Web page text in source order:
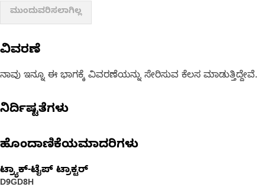
ಮುಂದುವರಿಸಲಾಗಿಲ್ಲ
ವಿವರಣೆ
ನಾವು ಇನ್ನೂ ಈ ಭಾಗಕ್ಕೆ ವಿವರಣೆಯನ್ನು ಸೇರಿಸುವ ಕೆಲಸ ಮಾಡುತ್ತಿದ್ದೇವೆ.
ನಿರ್ದಿಷ್ಟತೆಗಳು
ಹೊಂದಾಣಿಕೆಯಮಾದರಿಗಳು
ಟ್ರ್ಯಾಕ್-ಟೈಪ್ ಟ್ರಾಕ್ಟರ್
D9GD8H